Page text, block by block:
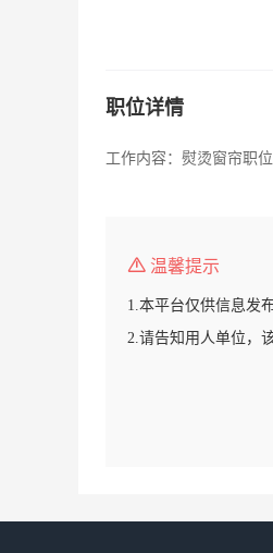
职位详情
工作内容：熨烫窗帘职
温馨提示
1.本平台仅供信息发布
2.请告知用人单位，